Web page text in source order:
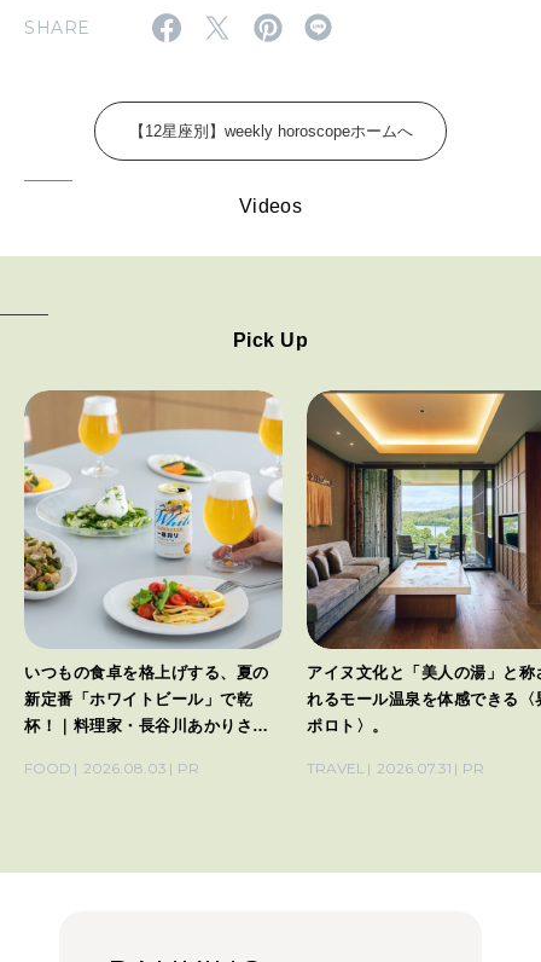
2026年1月号「猫がいれば、幸せ」
SHARE
【12星座別】weekly horoscopeホームへ
Videos
Pick Up
いつもの食卓を格上げする、夏の
新定番「ホワイトビール」で乾
杯！｜料理家・長谷川あかりさん
FOOD
2026.08.03 PR
アイヌ文化と「美人の湯」と称
れるモール温泉を体感できる〈
ポロト〉。
TRAVEL 2026.07.31 PR